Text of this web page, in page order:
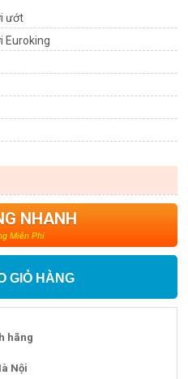
ướt
Euroking
NHANH
Miễn Phí
GIỎ HÀNG
hãng
Nội